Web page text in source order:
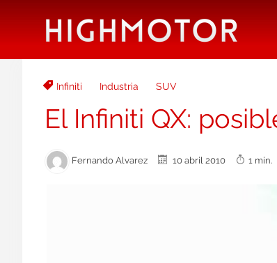
Infiniti Industria SUV
El Infiniti QX:
Fernando Alvarez 10 abril 2010 1 min.